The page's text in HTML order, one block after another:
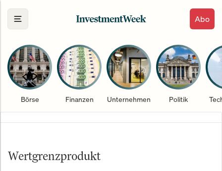
Abo
Börse Finanzen Unternehmen Politik
Wertgrenzprodukt